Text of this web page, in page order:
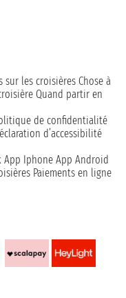
sur les croisières Chose à
Quand partir en
de confidentialité
d’accessibilité
App Iphone App Android
Paiements en ligne